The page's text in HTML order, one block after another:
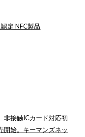
定 NFC製品
非接触ICカード対応初
開始。キーマンズネッ